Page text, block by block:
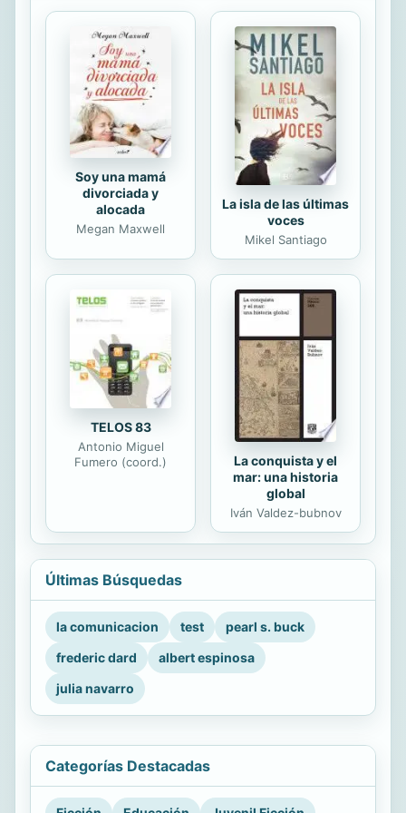
Jamás Será Vencido“ de Quilapayún.
Soy una mamá
divorciada y
alocada
Megan Maxwell
La isla de las últimas
voces
Mikel Santiago
TELOS 83
Antonio Miguel
Fumero (coord.)
La conquista y el
mar: una historia
global
Iván Valdez-bubnov
Últimas Búsquedas
la comunicacion test
pearl s. buck
frederic dard
albert espinosa
julia navarro
Categorías Destacadas